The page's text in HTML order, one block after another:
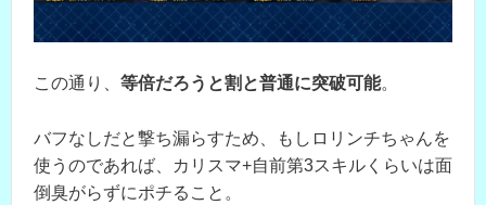
この通り、 等倍だろうと割と普通に突破可能。
バフなしだと撃ち漏らすため、もしロリンチちゃんを
使うのであれば、カリスマ+自前第3スキルくらいは面
倒臭がらずにポチること。